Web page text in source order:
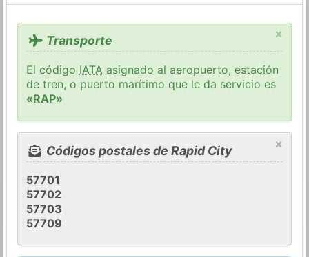
×
Transporte
El código IATA asignado al aeropuerto, estación
de tren, o puerto marítimo que le da servicio es
«RAP»
×
Códigos postales de Rapid City
57701
57702
57703
57709